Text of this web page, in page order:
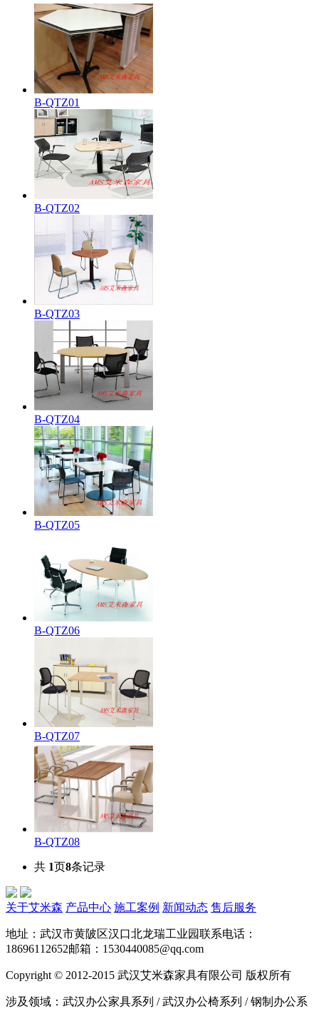
B-QTZ01
B-QTZ02
B-QTZ03
B-QTZ04
B-QTZ05
B-QTZ06
B-QTZ07
B-QTZ08
共 1页8条记录
关于艾米森 产品中心 施工案例 新闻动态 售后服务
地址：武汉市黄陂区汉口北龙瑞工业园联系电话：
18696112652邮箱：1530440085@qq.com
Copyright © 2012-2015 武汉艾米森家具有限公司 版权所有
涉及领域：武汉办公家具系列 / 武汉办公椅系列 / 钢制办公系